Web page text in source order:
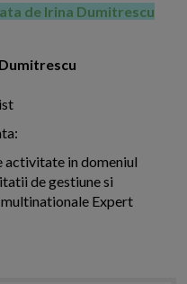
de Irina Dumitrescu
activitate in domeniul
de gestiune si
Expert